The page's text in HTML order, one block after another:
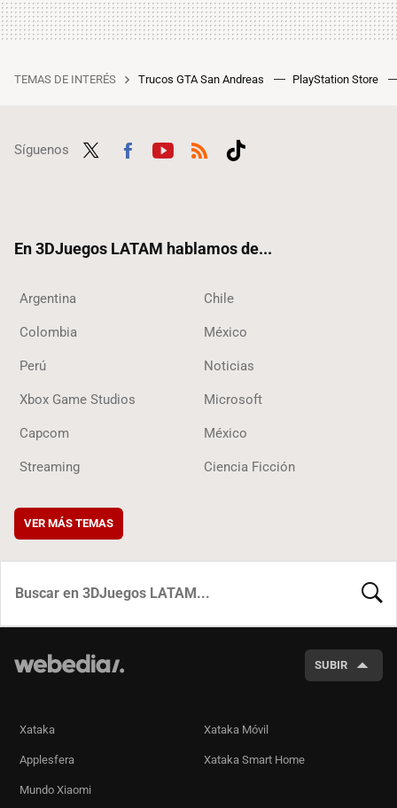
TEMAS DE INTERÉS Trucos GTA San Andreas PlayStation Store
Síguenos
En 3DJuegos LATAM hablamos de...
Argentina Chile
Colombia México
Perú Noticias
Xbox Game Studios Microsoft
Capcom México
Streaming Ciencia Ficción
VER MÁS TEMAS
SUBIR
Xataka Xataka Móvil
Applesfera Xataka Smart Home
Mundo Xiaomi